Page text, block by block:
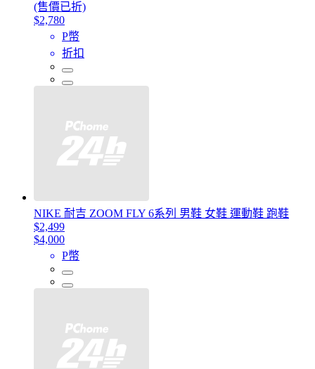
(售價已折)
$2,780
P幣
折扣
NIKE 耐吉 ZOOM FLY 6系列 男鞋 女鞋 運動鞋 跑鞋
$2,499
$4,000
P幣